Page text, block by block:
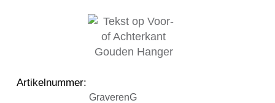
Artikelnummer:
GraverenG